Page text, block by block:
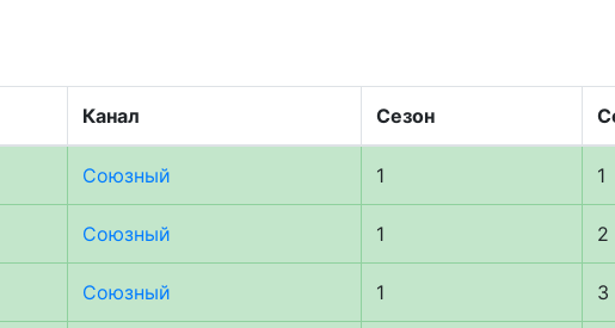
Канал Сезон
Союзный 1 1
Союзный 1 2
Союзный 1 3